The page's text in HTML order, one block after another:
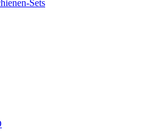
Sets